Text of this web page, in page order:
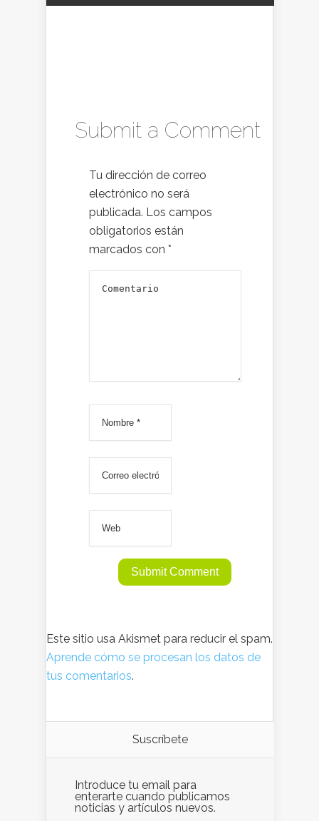
Submit a Comment
Tu dirección de correo
electrónico no será
publicada. Los campos
obligatorios están
marcados con *
Este sitio usa Akismet para reducir el spam.
Aprende cómo se procesan los datos de
tus comentarios.
Suscríbete
Introduce tu email para
enterarte cuando publicamos
noticias y artículos nuevos.